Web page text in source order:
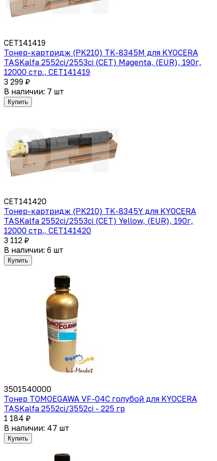
CET141419
Тонер-картридж (PK210) TK-8345M для KYOCERA
TASKalfa 2552ci/2553ci (CET) Magenta, (EUR), 190г,
12000 стр., CET141419
3 299 ₽
В наличии: 7 шт
Купить
CET141420
Тонер-картридж (PK210) TK-8345Y для KYOCERA
TASKalfa 2552ci/2553ci (CET) Yellow, (EUR), 190г,
12000 стр., CET141420
3 112 ₽
В наличии: 6 шт
Купить
3501540000
Тонер TOMOEGAWA VF-04C голубой для KYOCERA
TASKalfa 2552ci/3552ci - 225 гр
1 184 ₽
В наличии: 47 шт
Купить